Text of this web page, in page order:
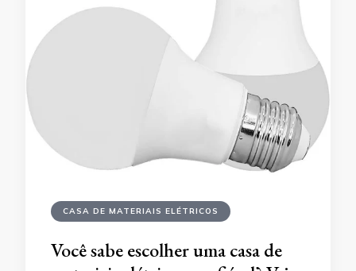
CASA DE MATERIAIS ELÉTRICOS
Você sabe escolher uma casa de